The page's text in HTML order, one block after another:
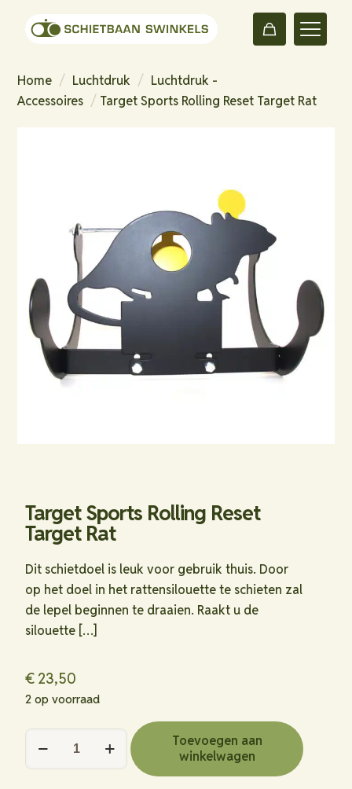
Home / Luchtdruk / Luchtdruk -
Accessoires / Target Sports Rolling Reset Target Rat
Target Sports Rolling Reset
Target Rat
Dit schietdoel is leuk voor gebruik thuis. Door
op het doel in het rattensilouette te schieten zal
de lepel beginnen te draaien. Raakt u de
silouette […]
€ 23,50
2 op voorraad
Toevoegen aan
winkelwagen